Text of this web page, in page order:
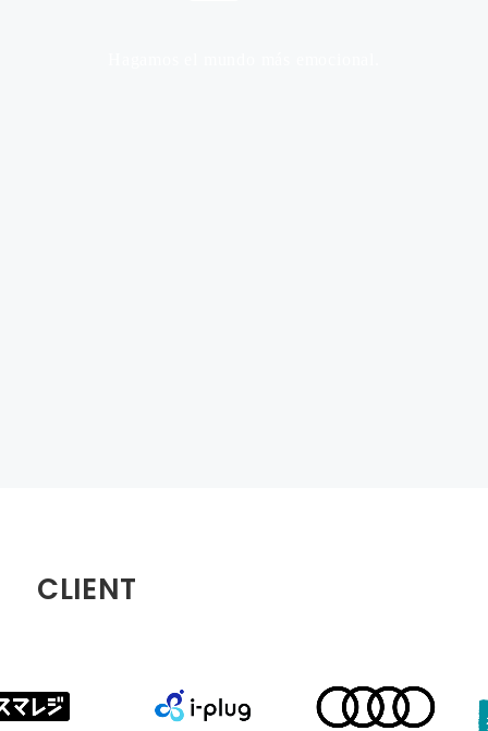
CLIENT